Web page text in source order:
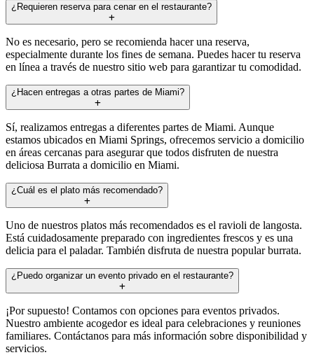
¿Requieren reserva para cenar en el restaurante?
No es necesario, pero se recomienda hacer una reserva,
especialmente durante los fines de semana. Puedes hacer tu reserva
en línea a través de nuestro sitio web para garantizar tu comodidad.
¿Hacen entregas a otras partes de Miami?
Sí, realizamos entregas a diferentes partes de Miami. Aunque
estamos ubicados en Miami Springs, ofrecemos servicio a domicilio
en áreas cercanas para asegurar que todos disfruten de nuestra
deliciosa Burrata a domicilio en Miami.
¿Cuál es el plato más recomendado?
Uno de nuestros platos más recomendados es el ravioli de langosta.
Está cuidadosamente preparado con ingredientes frescos y es una
delicia para el paladar. También disfruta de nuestra popular burrata.
¿Puedo organizar un evento privado en el restaurante?
¡Por supuesto! Contamos con opciones para eventos privados.
Nuestro ambiente acogedor es ideal para celebraciones y reuniones
familiares. Contáctanos para más información sobre disponibilidad y
servicios.